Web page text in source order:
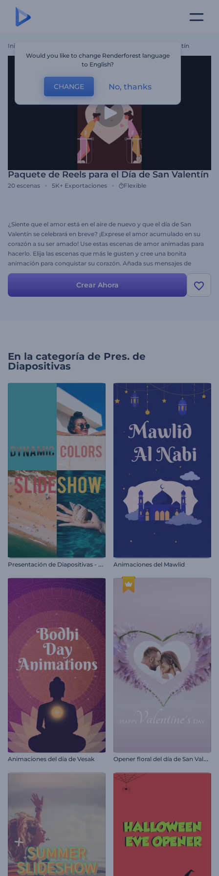
Inicio Paquete De Reels Para El Día De San Valentín
Paquete de Reels para el Día de San Valentín
20 escenas 5K+ Exportaciones Flexible
¿Siente que el amor está en el aire de nuevo y que el día de San
Valentín se celebrará en breve? ¡Exprese el amor acumulado en su
corazón a su ser amado! Use estas escenas de amor animadas para
hacerlo. Elija las escenas que más le gusten y cree una bonita
animación para conquistar su corazón. Añada sus mensajes de
amor, deseos, citas y una bonita canción romántica para darle un
toque final. No se conforme nunca con menos, cree recuerdos y
haga que el día de su pareja sea inolvidable. ¡Pruebe ahora mismo!
Crear Ahora
En la categoría de Pres. de
Diapositivas
P
resentación de Diapositivas - Colores Dinámicos Animaciones del Mawlid
Animaciones del día de Vesak O
pener floral del día de San Valentín
Would you like to change Renderforest language
to English?
CHANGE No, thanks